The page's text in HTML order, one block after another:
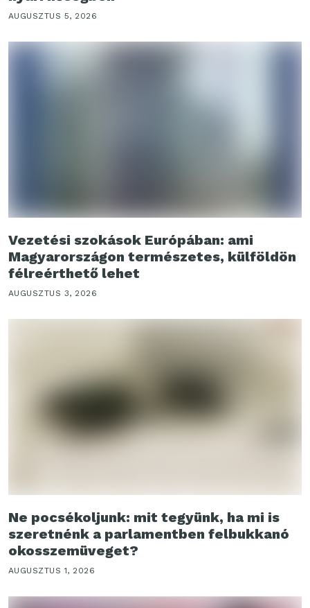
AUGUSZTUS 5, 2026
Vezetési szokások Európában: ami
Magyarországon természetes, külföldön
félreérthető lehet
AUGUSZTUS 3, 2026
Ne pocsékoljunk: mit tegyünk, ha mi is
szeretnénk a parlamentben felbukkanó
okosszemüveget?
AUGUSZTUS 1, 2026